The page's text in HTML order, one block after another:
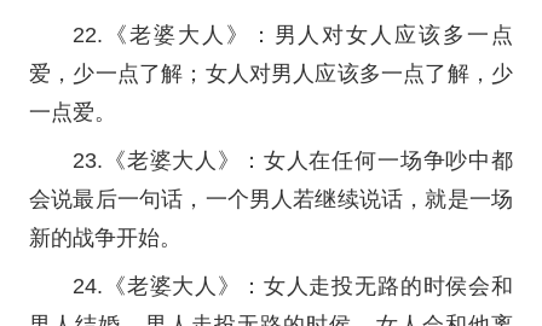
22.《老婆大人》：男人对女人应该多一点
爱，少一点了解；女人对男人应该多一点了解，少
一点爱。
23.《老婆大人》：女人在任何一场争吵中都
会说最后一句话，一个男人若继续说话，就是一场
新的战争开始。
24.《老婆大人》：女人走投无路的时侯会和